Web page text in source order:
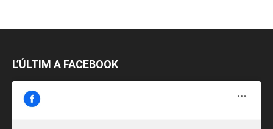
L’ÚLTIM A FACEBOOK